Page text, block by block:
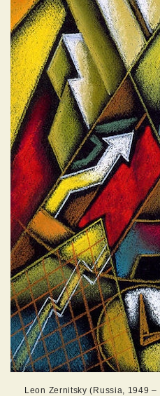
Leon Zernitsky (Russia, 1949